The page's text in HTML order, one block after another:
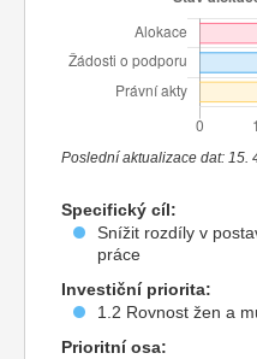
Poslední aktualizace dat: 15.
Specifický cíl:
Snížit rozdíly v
práce
Investiční priorita:
1.2 Rovnost žen a
Prioritní osa: